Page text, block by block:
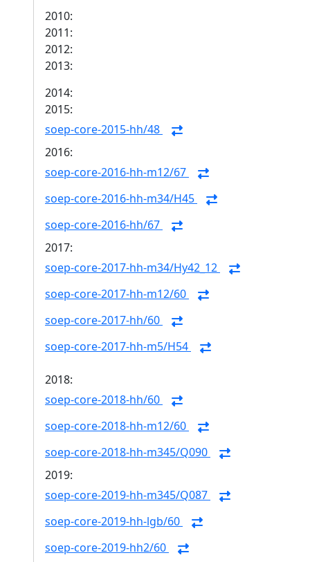
2010:
2011:
2012:
2013:
2014:
2015:
soep-core-2015-hh/48
2016:
soep-core-2016-hh-m12/67
soep-core-2016-hh-m34/H45
soep-core-2016-hh/67
2017:
soep-core-2017-hh-m34/Hy42_12
soep-core-2017-hh-m12/60
soep-core-2017-hh/60
soep-core-2017-hh-m5/H54
2018:
soep-core-2018-hh/60
soep-core-2018-hh-m12/60
soep-core-2018-hh-m345/Q090
2019:
soep-core-2019-hh-m345/Q087
soep-core-2019-hh-lgb/60
soep-core-2019-hh2/60